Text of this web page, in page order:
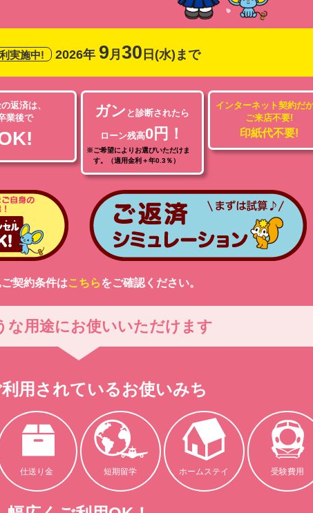
実施中! 2026年 9月 30 日(水)まで
返済は、
業後で
ガン と診断されたら
ローン残高0円！
※ご希望によりお選びいただけま
す。（適用金利＋年0.3％）
インターネット契約だ
ご来店不要!
印紙代不要!
契約条件はこちらをご確認ください。
な用途にお使いいただけます
用されているお使いみち
仕送り金 短期留学 ホームステイ 受験費用